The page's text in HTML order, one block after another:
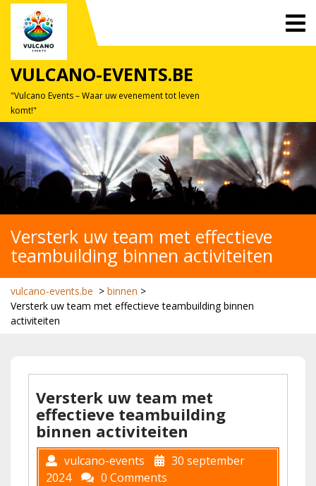
Skip
content
VULCANO-EVENTS.BE
"Vulcano Events – Waar uw evenement tot leven
komt!"
Versterk uw team met effectieve
teambuilding binnen activiteiten
vulcano-events.be > binnen >
Versterk uw team met effectieve teambuilding binnen
activiteiten
Versterk uw team met
effectieve teambuilding
binnen activiteiten
vulcano-events
30 september
2024
0 Comments